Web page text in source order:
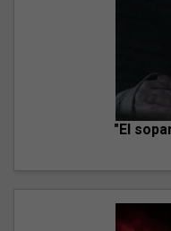
"El